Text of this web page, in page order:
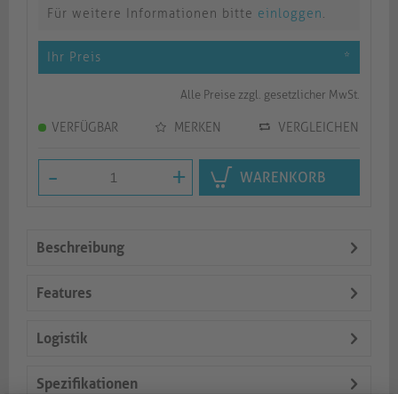
Für weitere Informationen bitte einloggen.
Ihr Preis *
Alle Preise zzgl. gesetzlicher MwSt.
VERFÜGBAR MERKEN VERGLEICHEN
- + WARENKORB
Beschreibung
Features
Logistik
Spezifikationen